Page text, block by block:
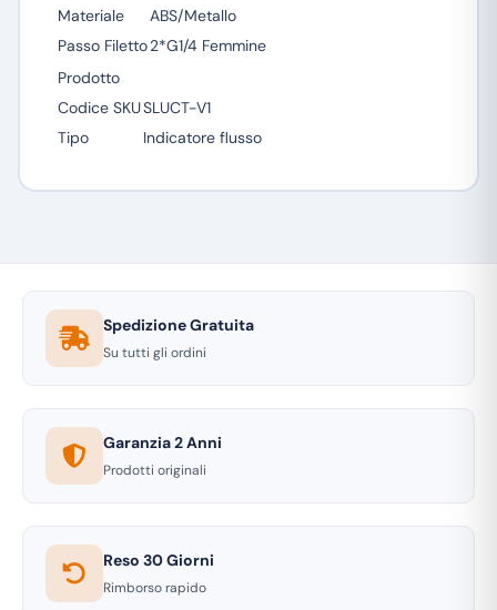
Materiale
ABS/Metallo
Passo Filetto2*G1/4 Femmine
Prodotto
Codice SKUSLUCT-V1
Tipo
Indicatore flusso
Spedizione Gratuita
Su tutti gli ordini
Garanzia 2 Anni
Prodotti originali
Reso 30 Giorni
Rimborso rapido